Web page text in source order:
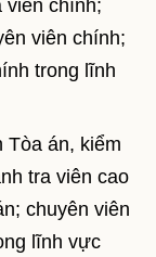
viên chính;
viên chính;
trong lĩnh
Tòa án, kiểm
tra viên cao
chuyên viên
lĩnh vực